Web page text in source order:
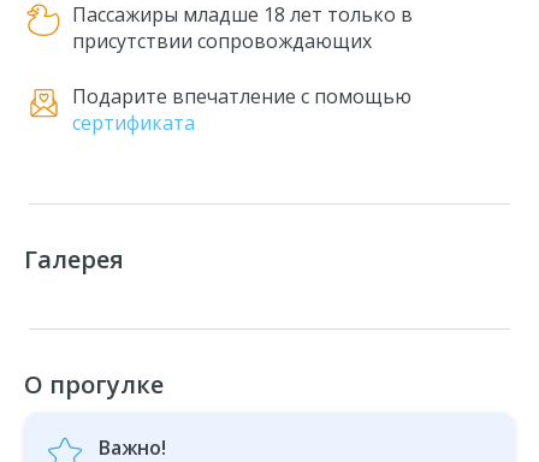
Пассажиры младше 18 лет только в
присутствии сопровождающих
Подарите впечатление с помощью
сертификата
О прогулке
Важно!
Галерея